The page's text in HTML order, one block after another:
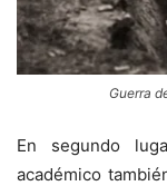
Guerra
En segundo
académico